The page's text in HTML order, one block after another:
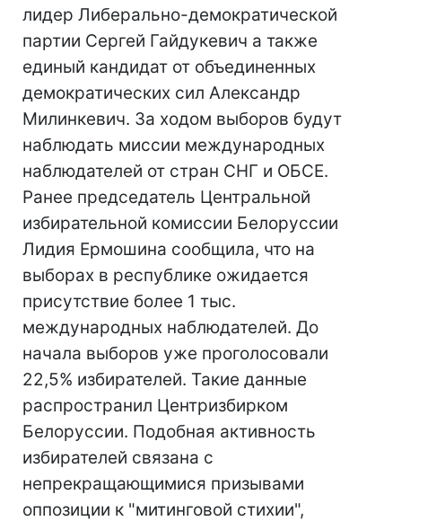
лидер Либерально-демократической
партии Сергей Гайдукевич а также
единый кандидат от объединенных
демократических сил Александр
Милинкевич. За ходом выборов будут
наблюдать миссии международных
наблюдателей от стран СНГ и ОБСЕ.
Ранее председатель Центральной
избирательной комиссии Белоруссии
Лидия Ермошина сообщила, что на
выборах в республике ожидается
присутствие более 1 тыс.
международных наблюдателей. До
начала выборов уже проголосовали
22,5% избирателей. Такие данные
распространил Центризбирком
Белоруссии. Подобная активность
избирателей связана с
непрекращающимися призывами
оппозиции к "митинговой стихии",